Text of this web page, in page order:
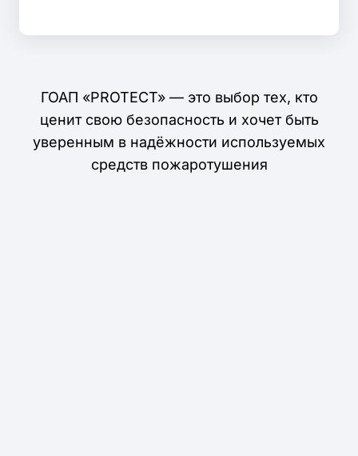
ГОАП «PROTECT» — это выбор тех, кто
ценит свою безопасность и хочет быть
уверенным в надёжности используемых
средств пожаротушения